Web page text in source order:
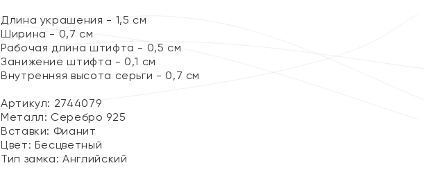
Длина украшения - 1,5 см
Ширина - 0,7 см
Рабочая длина штифта - 0,5 см
Занижение штифта - 0,1 см
Внутренняя высота серьги - 0,7 см
Артикул: 2744079
Металл: Серебро 925
Вставки: Фианит
Цвет: Бесцветный
Тип замка:Английский